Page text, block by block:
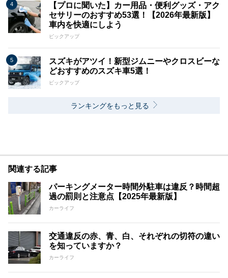
【プロに聞いた】カー用品・便利グッズ・アク
セサリーのおすすめ53選！【2026年最新版】
車内を快適にしよう
ピックアップ
スズキがアツイ！新型ジムニーやクロスビーな
どおすすめのスズキ車5選！
ピックアップ
ランキングをもっと見る
関連する記事
パーキングメーター時間外駐車は違反？時間超
過の罰則と注意点【2025年最新版】
カーライフ
交通違反の赤、青、白、それぞれの切符の違い
を知っていますか？
カーライフ